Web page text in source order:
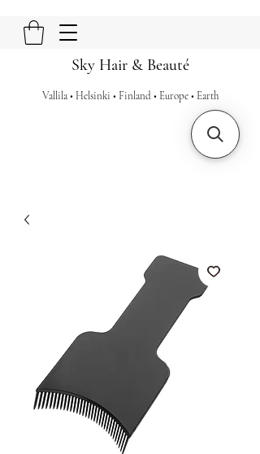
Sky Hair & Beauté
Vallila • Helsinki • Finland • Europe • Earth